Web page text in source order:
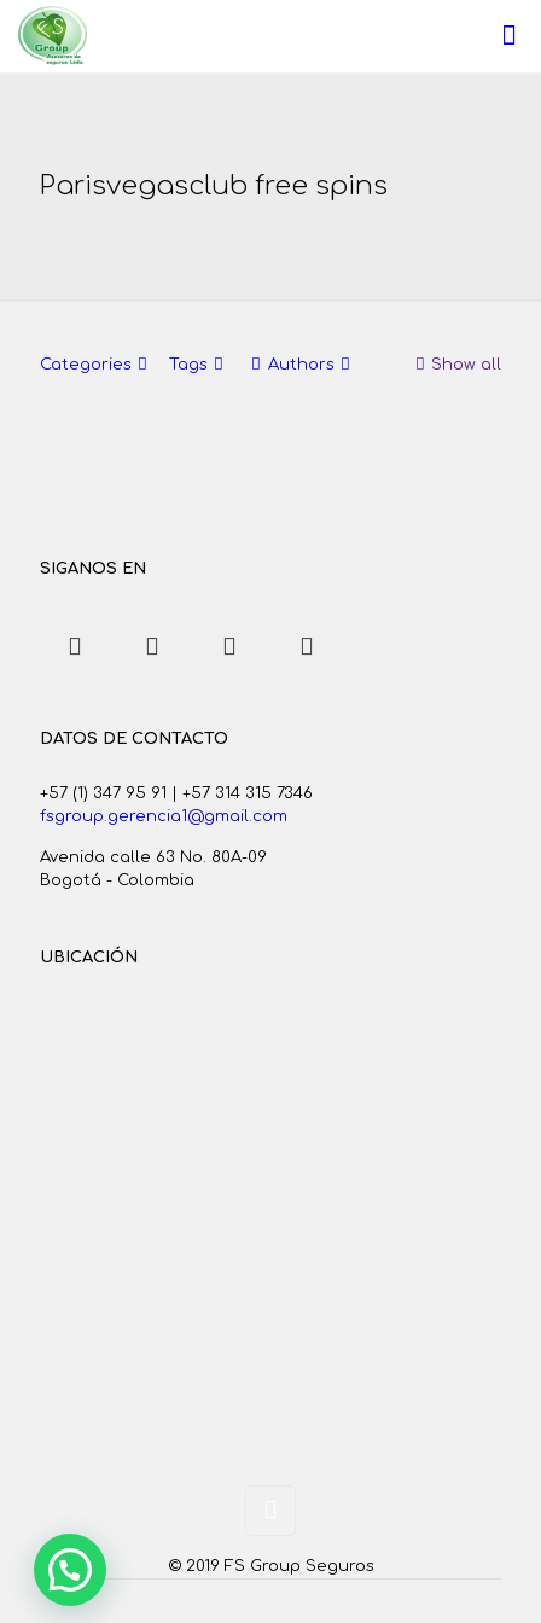
Parisvegasclub free spins
Categories Tags Authors Show all
SIGANOS EN
DATOS DE CONTACTO
+57 (1) 347 95 91
+57 314 315 7346
fsgroup.gerencia1@gmail.com
Avenida calle 63 No. 80A-09
Bogotá - Colombia
UBICACIÓN
© 2019 FS Group Seguros